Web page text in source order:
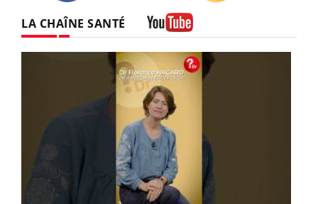
LA CHAÎNE SANTÉ